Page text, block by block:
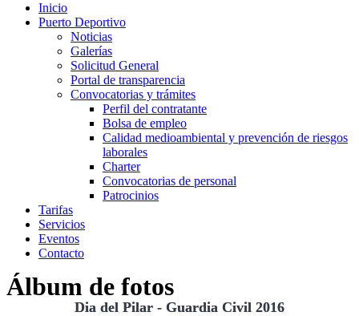
Inicio
Puerto Deportivo
Noticias
Galerías
Solicitud General
Portal de transparencia
Convocatorias y trámites
Perfil del contratante
Bolsa de empleo
Calidad medioambiental y prevención de riesgos
laborales
Charter
Convocatorias de personal
Patrocinios
Tarifas
Servicios
Eventos
Contacto
Álbum de fotos
Dia del Pilar - Guardia Civil 2016